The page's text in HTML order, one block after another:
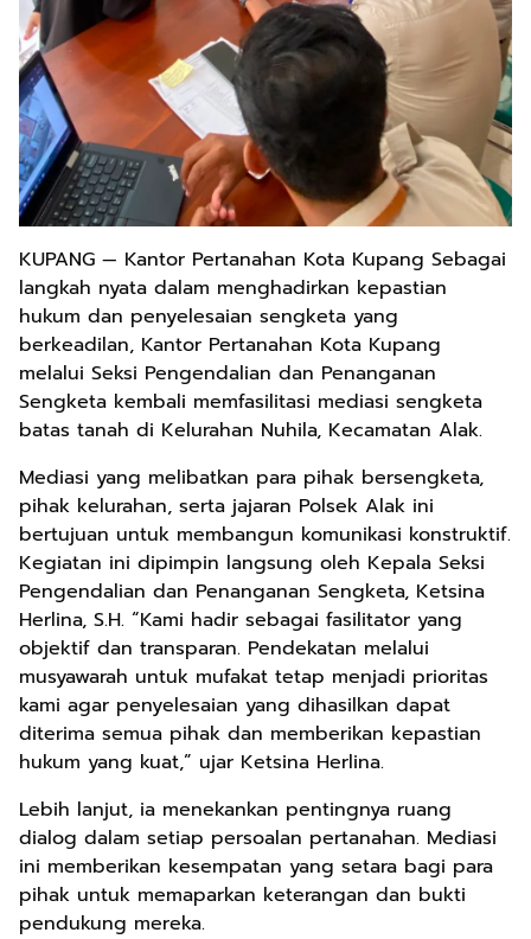
KUPANG — Kantor Pertanahan Kota Kupang Sebagai
langkah nyata dalam menghadirkan kepastian
hukum dan penyelesaian sengketa yang
berkeadilan, Kantor Pertanahan Kota Kupang
melalui Seksi Pengendalian dan Penanganan
Sengketa kembali memfasilitasi mediasi sengketa
batas tanah di Kelurahan Nuhila, Kecamatan Alak.
Mediasi yang melibatkan para pihak bersengketa,
pihak kelurahan, serta jajaran Polsek Alak ini
bertujuan untuk membangun komunikasi konstruktif.
Kegiatan ini dipimpin langsung oleh Kepala Seksi
Pengendalian dan Penanganan Sengketa, Ketsina
Herlina, S.H. “Kami hadir sebagai fasilitator yang
objektif dan transparan. Pendekatan melalui
musyawarah untuk mufakat tetap menjadi prioritas
kami agar penyelesaian yang dihasilkan dapat
diterima semua pihak dan memberikan kepastian
hukum yang kuat,” ujar Ketsina Herlina.
Lebih lanjut, ia menekankan pentingnya ruang
dialog dalam setiap persoalan pertanahan. Mediasi
ini memberikan kesempatan yang setara bagi para
pihak untuk memaparkan keterangan dan bukti
pendukung mereka.